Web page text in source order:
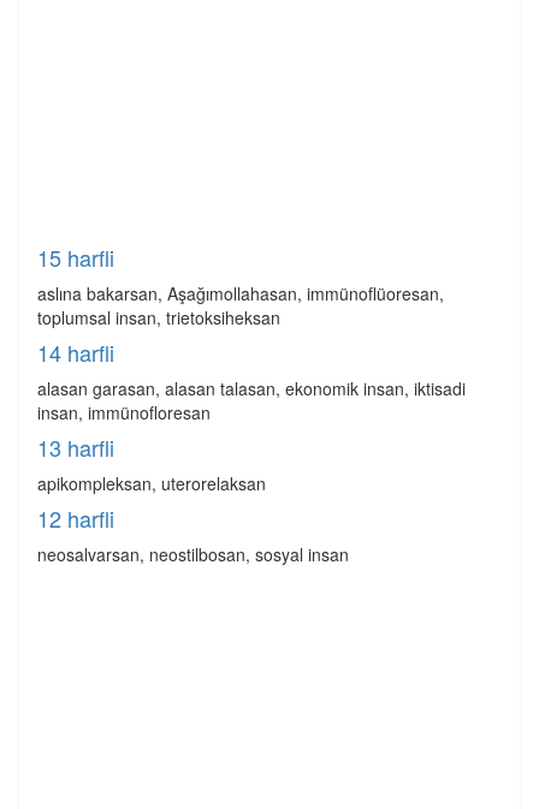
15 harfli
aslına bakarsan, Aşağımollahasan, immünoflüoresan,
toplumsal insan, trietoksiheksan
14 harfli
alasan garasan, alasan talasan, ekonomik insan, iktisadi
insan, immünofloresan
13 harfli
apikompleksan, uterorelaksan
12 harfli
neosalvarsan, neostilbosan, sosyal insan